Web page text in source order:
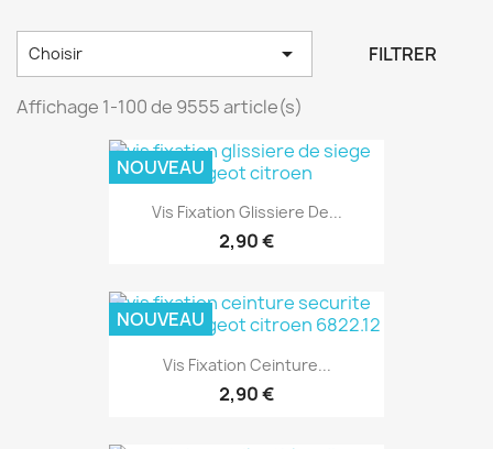
Choisir  FILTRER
Affichage 1-100 de 9555 article(s)
Vis Fixation Glissiere De...
2,90 €
NOUVEAU
Vis Fixation Ceinture...
2,90 €
NOUVEAU